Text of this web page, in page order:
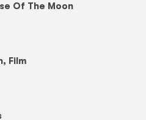
Of The Moon
Film